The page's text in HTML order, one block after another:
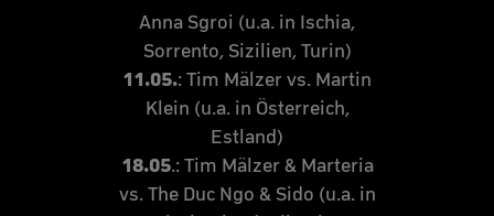
Anna Sgroi (u.a. in Ischia,
Sorrento, Sizilien, Turin)
11.05.: Tim Mälzer vs. Martin
Klein (u.a. in Österreich,
Estland)
18.05.: Tim Mälzer & Marteria
vs. The Duc Ngo & Sido (u.a. in